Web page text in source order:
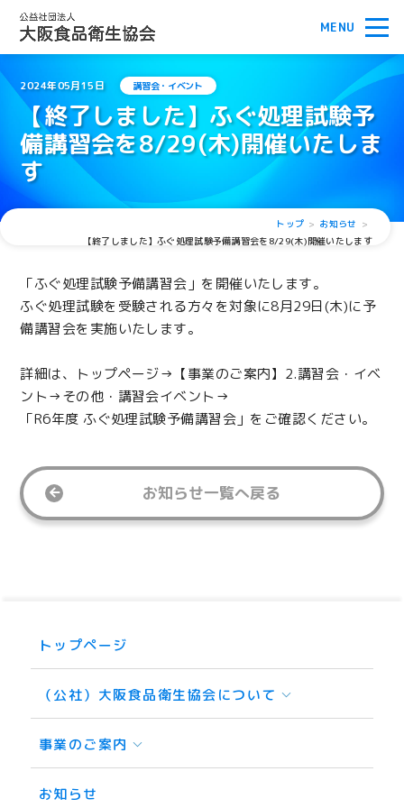
2024年05月15日 講習会・イベント
【終了しました】ふぐ処理試験予
備講習会を8/29(木)開催いたしま
す
トップ
お知らせ
【終了しました】ふぐ処理試験予備講習会を8/29(木)開催いたします
「ふぐ処理試験予備講習会」を開催いたします。
ふぐ処理試験を受験される方々を対象に8月29日(木)に予
備講習会を実施いたします。
詳細は、トップページ→【事業のご案内】2.講習会・イベ
ント→その他・講習会イベント→
「R6年度 ふぐ処理試験予備講習会」をご確認ください。
お知らせ一覧へ戻る
トップページ
（公社）大阪食品衛生協会について
事業のご案内
お知らせ